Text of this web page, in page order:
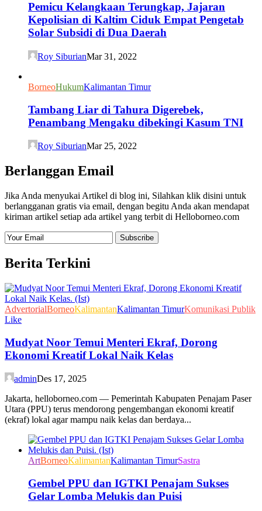
Pemicu Kelangkaan Terungkap, Jajaran
Kepolisian di Kaltim Ciduk Empat Pengetab
Solar Subsidi di Dua Daerah
Roy SiburianMar 31, 2022
BorneoHukumKalimantan Timur
Tambang Liar di Tahura Digerebek,
Penambang Mengaku dibekingi Kasum TNI
Roy SiburianMar 25, 2022
Berlanggan Email
Jika Anda menyukai Artikel di blog ini, Silahkan klik disini untuk
berlangganan gratis via email, dengan begitu Anda akan mendapat
kiriman artikel setiap ada artikel yang terbit di Helloborneo.com
Berita Terkini
AdvertorialBorneoKalimantanKalimantan TimurKomunikasi Publik
Like
Mudyat Noor Temui Menteri Ekraf, Dorong
Ekonomi Kreatif Lokal Naik Kelas
adminDes 17, 2025
Jakarta, helloborneo.com — Pemerintah Kabupaten Penajam Paser
Utara (PPU) terus mendorong pengembangan ekonomi kreatif
(ekraf) lokal agar mampu naik kelas dan berdaya...
ArtBorneoKalimantanKalimantan TimurSastra
Gembel PPU dan IGTKI Penajam Sukses
Gelar Lomba Melukis dan Puisi